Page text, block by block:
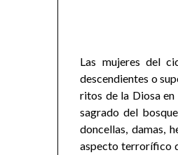
Las mujeres del
descendientes o
ritos de la Diosa en
sagrado del
doncellas, damas,
aspecto terrorífico